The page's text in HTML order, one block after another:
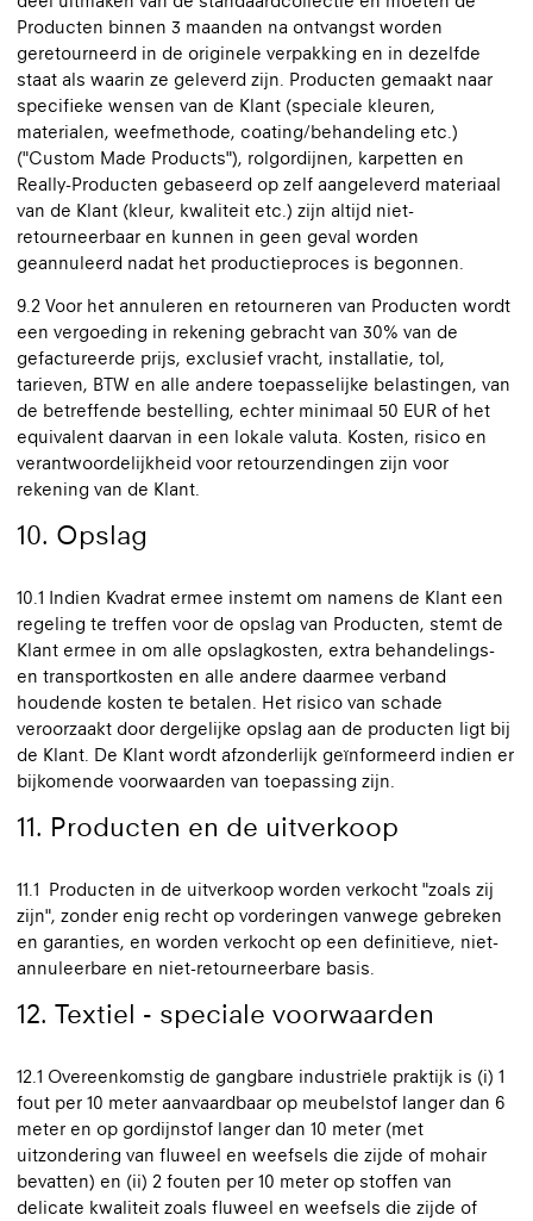
Producten binnen 3 maanden na ontvangst worden
geretourneerd in de originele verpakking en in dezelfde
staat als waarin ze geleverd zijn. Producten gemaakt naar
specifieke wensen van de Klant (speciale kleuren,
materialen, weefmethode, coating/behandeling etc.)
("Custom Made Products"), rolgordijnen, karpetten en
Really-Producten gebaseerd op zelf aangeleverd materiaal
van de Klant (kleur, kwaliteit etc.) zijn altijd niet-
retourneerbaar en kunnen in geen geval worden
geannuleerd nadat het productieproces is begonnen.
9.2 Voor het annuleren en retourneren van Producten wordt
een vergoeding in rekening gebracht van 30% van de
gefactureerde prijs, exclusief vracht, installatie, tol,
tarieven, BTW en alle andere toepasselijke belastingen, van
de betreffende bestelling, echter minimaal 50 EUR of het
equivalent daarvan in een lokale valuta. Kosten, risico en
verantwoordelijkheid voor retourzendingen zijn voor
rekening van de Klant.
10. Opslag
10.1 Indien Kvadrat ermee instemt om namens de Klant een
regeling te treffen voor de opslag van Producten, stemt de
Klant ermee in om alle opslagkosten, extra behandelings-
en transportkosten en alle andere daarmee verband
houdende kosten te betalen. Het risico van schade
veroorzaakt door dergelijke opslag aan de producten ligt bij
de Klant. De Klant wordt afzonderlijk geïnformeerd indien er
bijkomende voorwaarden van toepassing zijn.
11. Producten en de uitverkoop
11.1 Producten in de uitverkoop worden verkocht "zoals zij
zijn", zonder enig recht op vorderingen vanwege gebreken
en garanties, en worden verkocht op een definitieve, niet-
annuleerbare en niet-retourneerbare basis.
12. Textiel - speciale voorwaarden
12.1 Overeenkomstig de gangbare industriële praktijk is (i) 1
fout per 10 meter aanvaardbaar op meubelstof langer dan 6
meter en op gordijnstof langer dan 10 meter (met
uitzondering van fluweel en weefsels die zijde of mohair
bevatten) en (ii) 2 fouten per 10 meter op stoffen van
delicate kwaliteit zoals fluweel en weefsels die zijde of